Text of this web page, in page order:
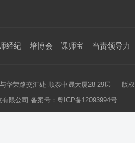
经纪 培博会 课师宝 当责领导力
华荣路交汇处-顺泰中晟大厦28-29层 版权
限公司 备案号： 粤ICP备12093994号